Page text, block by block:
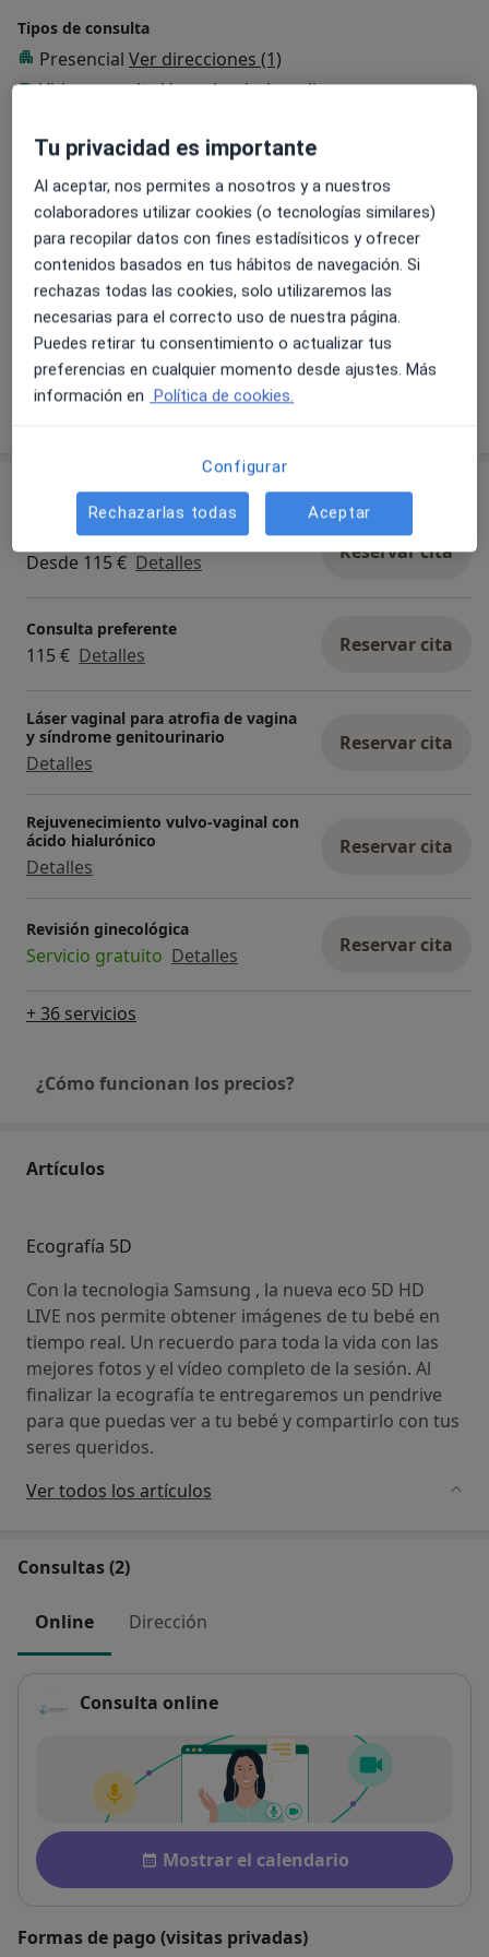
vaginales mediante tratamientos hormonales, láser,
radiofrecuencia, Acido Hialurónico o el mismo Vaginal-
Training.
Tipos de consulta
Presencial Ver direcciones (1)
VideoconsultaVer calendario online
Fotos y vídeos
Ver galería (8)
Mostrar más detalles
Servicios y precios
Urgencias ginecológicas
Desde 115 € Detalles Reservar cita
Consulta preferente
115 € Detalles Reservar cita
Láser vaginal para atrofia de vagina
y síndrome genitourinario
Detalles
Reservar cita
Rejuvenecimiento vulvo-vaginal con
ácido hialurónico
Detalles
Reservar cita
Revisión ginecológica
Servicio gratuito Detalles Reservar cita
+ 36 servicios
¿Cómo funcionan los precios?
Artículos
Ecografía 5D
Con la tecnologia Samsung , la nueva eco 5D HD
LIVE nos permite obtener imágenes de tu bebé en
tiempo real. Un recuerdo para toda la vida con las
mejores fotos y el vídeo completo de la sesión. Al
finalizar la ecografía te entregaremos un pendrive
para que puedas ver a tu bebé y compartirlo con tus
seres queridos.
Ver todos los artículos
Consultas (2)
Online Dirección
Consulta online
Disponibilidad
Mostrar el calendario
Formas de pago (visitas privadas)
Tu privacidad es importante
Al aceptar, nos permites a nosotros y a nuestros
colaboradores utilizar cookies (o tecnologías similares)
para recopilar datos con fines estadísiticos y ofrecer
contenidos basados en tus hábitos de navegación. Si
rechazas todas las cookies, solo utilizaremos las
necesarias para el correcto uso de nuestra página.
Puedes retirar tu consentimiento o actualizar tus
preferencias en cualquier momento desde ajustes. Más
información en Política de cookies.
Configurar
Rechazarlas todas Aceptar